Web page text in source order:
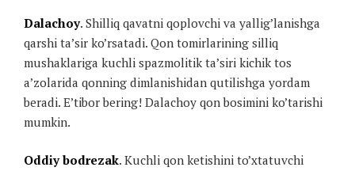
Dalachoy. Shilliq qavatni qoplovchi va yallig’lanishga
qarshi ta’sir ko’rsatadi. Qon tomirlarining silliq
mushaklariga kuchli spazmolitik ta’siri kichik tos
a’zolarida qonning dimlanishidan qutilishga yordam
beradi. E’tibor bering! Dalachoy qon bosimini ko’tarishi
mumkin.
Oddiy bodrezak. Kuchli qon ketishini to’xtatuvchi